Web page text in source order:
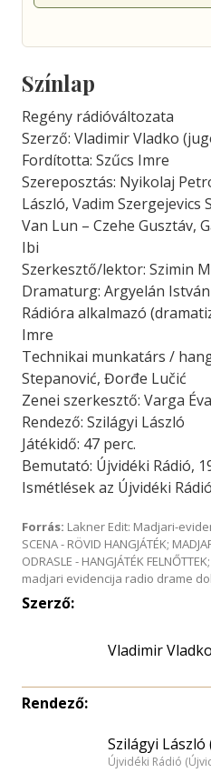
Színlap
Regény rádióváltozata
Szerző: Vladimir Vladko
Fordította: Szűcs Imre
Szereposztás: Nyikolaj
László, Vadim Szergejevics
Van Lun – Czehe Gusztáv,
Ibi
Szerkesztő/lektor: Szimin
Dramaturg: Argyelán István
Rádióra alkalmazó
Imre
Technikai munkatárs /
Stepanović, Đorđe Lučić
Zenei szerkesztő: Varga Éva
Rendező: Szilágyi László
Játékidő: 47 perc.
Bemutató: Újvidéki Rádió,
Ismétlések az Újvidéki
Forrás: Lakner Edit: Madjari-
SCENA - RÖVID HANGJÁTÉK;
ODRASLE - HANGJÁTÉK
madjari evidencija radio drame
Szerző:
Vladimir Vladko
Rendező:
Szilágyi László
Újvidéki Rádió